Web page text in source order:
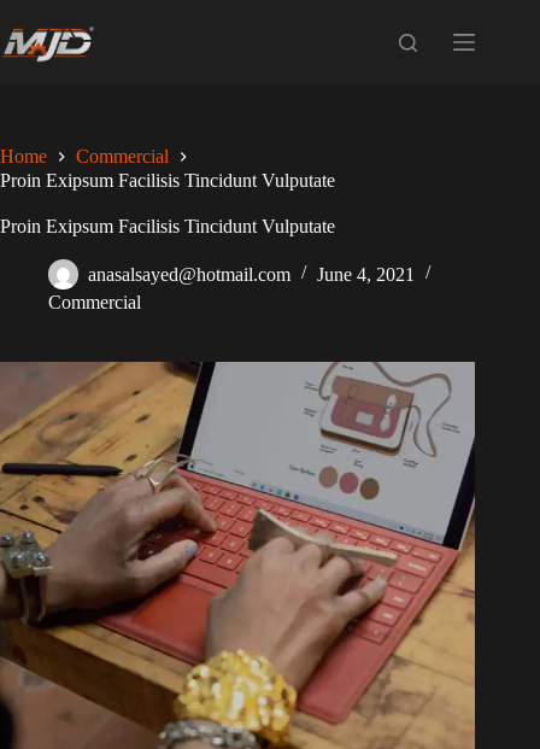
to
content
Home
Commercial
Proin Exipsum Facilisis Tincidunt Vulputate
Proin Exipsum Facilisis Tincidunt Vulputate
anasalsayed@hotmail.com
June 4, 2021
Commercial